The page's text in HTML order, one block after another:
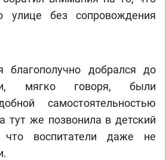
улице без сопровождения
добрался до
мягко говоря, были
самостоятельностью
же позвонила в детский
что воспитатели даже не